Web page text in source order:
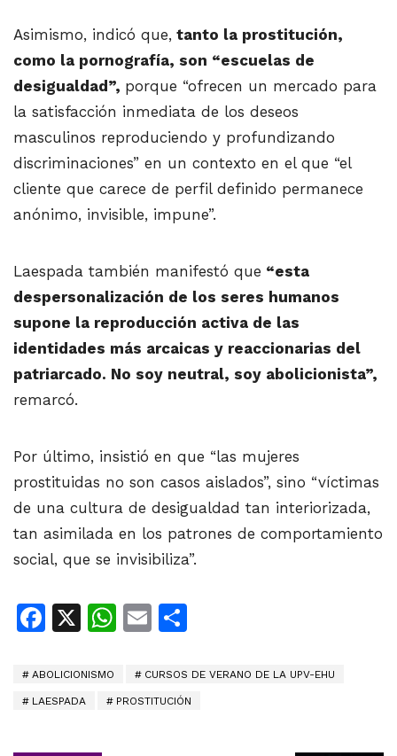
Asimismo, indicó que, tanto la prostitución,
como la pornografía, son “escuelas de
desigualdad”, porque “ofrecen un mercado para
la satisfacción inmediata de los deseos
masculinos reproduciendo y profundizando
discriminaciones” en un contexto en el que “el
cliente que carece de perfil definido permanece
anónimo, invisible, impune”.
Laespada también manifestó que “esta
despersonalización de los seres humanos
supone la reproducción activa de las
identidades más arcaicas y reaccionarias del
patriarcado. No soy neutral, soy abolicionista”,
remarcó.
Por último, insistió en que “las mujeres
prostituidas no son casos aislados”, sino “víctimas
de una cultura de desigualdad tan interiorizada,
tan asimilada en los patrones de comportamiento
social, que se invisibiliza”.
Facebook
X WhatsApp
Email
ABOLICIONISMO CURSOS DE VERANO DE LA UPV-EHU
LAESPADA PROSTITUCIÓN